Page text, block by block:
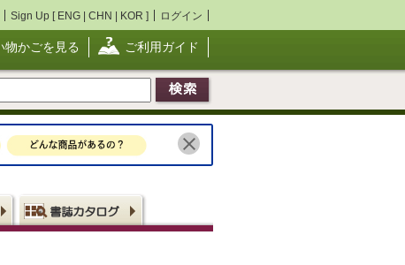
Sign Up [ ENG | CHN | KOR ] ログイン
物かごを見る ご利用ガイド